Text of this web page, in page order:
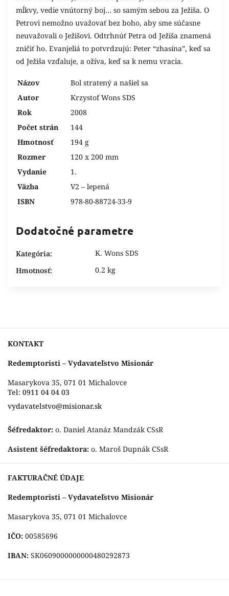
mĺkvy, vedie vnútorný boj… so samým sebou za Ježiša. O
Petrovi nemožno uvažovať bez boho, aby sme súčasne
neuvažovali o Ježišovi. Odtrhnúť Petra od Ježiša znamená
zničiť ho. Evanjeliá to potvrdzujú: Peter “zhasína”, keď sa
od Ježiša vzďaluje, a ožíva, keď sa k nemu vracia.
Názov
Bol stratený a našiel sa
Autor
Krzystof Wons SDS
Rok
2008
Počet strán
144
Hmotnosť
194 g
Rozmer
120 x 200 mm
Vydanie
1.
Väzba
V2 – lepená
ISBN
978-80-88724-33-9
Dodatočné parametre
Kategória:
K. Wons SDS
Hmotnosť: 0.2 kg
KONTAKT
Redemptoristi – Vydavateľstvo Misionár
Masarykova 35, 071 01 Michalovce
Tel: 0911 04 04 03
vydavatelstvo@misionar.sk
Šéfredaktor: o. Daniel Atanáz Mandzák CSsR
Asistent šéfredaktora: o. Maroš Dupnák CSsR
FAKTURAČNÉ ÚDAJE
Redemptoristi – Vydavateľstvo Misionár
Masarykova 35, 071 01 Michalovce
IČO: 00585696
IBAN: SK0609000000000480292873